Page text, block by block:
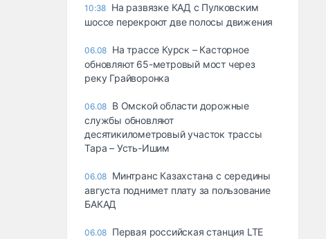
10:38 На развязке КАД с Пулковским
шоссе перекроют две полосы движения
06.08 На трассе Курск – Касторное
обновляют 65-метровый мост через
реку Грайворонка
06.08 В Омской области дорожные
службы обновляют
десятикилометровый участок трассы
Тара – Усть-Ишим
06.08 Минтранс Казахстана с середины
августа поднимет плату за пользование
БАКАД
06.08 Первая российская станция LTE